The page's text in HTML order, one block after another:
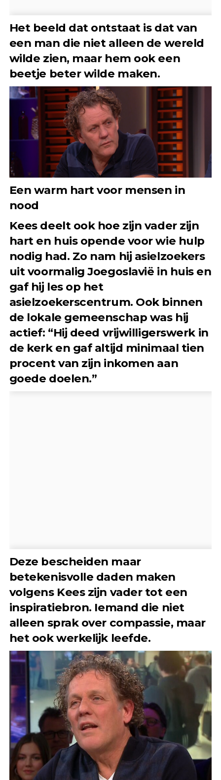
Het beeld dat ontstaat is dat van
een man die niet alleen de wereld
wilde zien, maar hem ook een
beetje beter wilde maken.
Een warm hart voor mensen in
nood
Kees deelt ook hoe zijn vader zijn
hart en huis opende voor wie hulp
nodig had. Zo nam hij asielzoekers
uit voormalig Joegoslavië in huis en
gaf hij les op het
asielzoekerscentrum. Ook binnen
de lokale gemeenschap was hij
actief: “Hij deed vrijwilligerswerk in
de kerk en gaf altijd minimaal tien
procent van zijn inkomen aan
goede doelen.”
Deze bescheiden maar
betekenisvolle daden maken
volgens Kees zijn vader tot een
inspiratiebron. Iemand die niet
alleen sprak over compassie, maar
het ook werkelijk leefde.